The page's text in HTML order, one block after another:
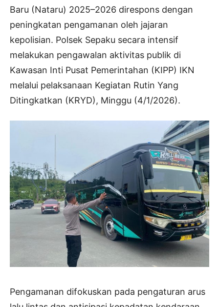
Baru (Nataru) 2025–2026 direspons dengan
peningkatan pengamanan oleh jajaran
kepolisian. Polsek Sepaku secara intensif
melakukan pengawalan aktivitas publik di
Kawasan Inti Pusat Pemerintahan (KIPP) IKN
melalui pelaksanaan Kegiatan Rutin Yang
Ditingkatkan (KRYD), Minggu (4/1/2026).
Pengamanan difokuskan pada pengaturan arus